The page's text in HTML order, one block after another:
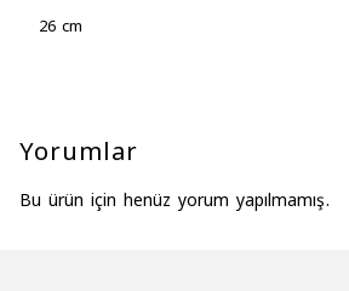
26 cm
Yorumlar
Bu ürün için henüz yorum yapılmamış.